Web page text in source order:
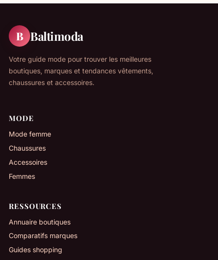
B Baltimoda
Votre guide mode pour trouver les meilleures
boutiques, marques et tendances vêtements,
chaussures et accessoires.
MODE
Mode femme
Chaussures
Accessoires
Femmes
RESSOURCES
Annuaire boutiques
Comparatifs marques
Guides shopping